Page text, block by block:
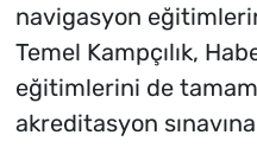
navigasyon
Temel Kampçılık,
eğitimlerini de
akreditasyon